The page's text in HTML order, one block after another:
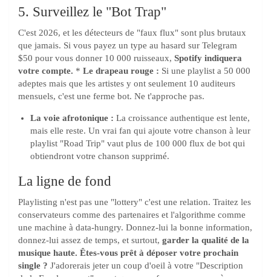
5. Surveillez le "Bot Trap"
C'est 2026, et les détecteurs de "faux flux" sont plus brutaux
que jamais. Si vous payez un type au hasard sur Telegram
$50 pour vous donner 10 000 ruisseaux, Spotify indiquera
votre compte. * Le drapeau rouge : Si une playlist a 50 000
adeptes mais que les artistes y ont seulement 10 auditeurs
mensuels, c'est une ferme bot. Ne t'approche pas.
La voie afrotonique : La croissance authentique est lente,
mais elle reste. Un vrai fan qui ajoute votre chanson à leur
playlist "Road Trip" vaut plus de 100 000 flux de bot qui
obtiendront votre chanson supprimé.
La ligne de fond
Playlisting n'est pas une "lottery" c'est une relation. Traitez les
conservateurs comme des partenaires et l'algorithme comme
une machine à data-hungry. Donnez-lui la bonne information,
donnez-lui assez de temps, et surtout, garder la qualité de la
musique haute. Êtes-vous prêt à déposer votre prochain
single ? J'adorerais jeter un coup d'oeil à votre "Description